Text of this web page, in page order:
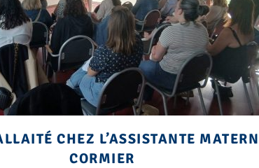
CHEZ L’ASSISTANTE
CORMIER